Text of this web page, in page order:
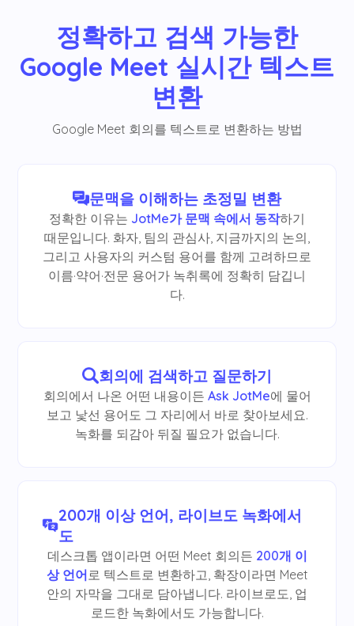
정확하고 검색 가능한
Google Meet 실시간 텍스트
변환
Google Meet 회의를 텍스트로 변환하는 방법
문맥을 이해하는 초정밀 변환
정확한 이유는 JotMe가 문맥 속에서 동작하기
때문입니다. 화자, 팀의 관심사, 지금까지의 논의,
그리고 사용자의 커스텀 용어를 함께 고려하므로
이름·약어·전문 용어가 녹취록에 정확히 담깁니
다.
회의에 검색하고 질문하기
회의에서 나온 어떤 내용이든 Ask JotMe에 물어
보고 낯선 용어도 그 자리에서 바로 찾아보세요.
녹화를 되감아 뒤질 필요가 없습니다.
200개 이상 언어, 라이브도 녹화에서
도
데스크톱 앱이라면 어떤 Meet 회의든 200개 이
상 언어 로 텍스트로 변환하고, 확장이라면 Meet
안의 자막을 그대로 담아냅니다. 라이브로도, 업
로드한 녹화에서도 가능합니다.